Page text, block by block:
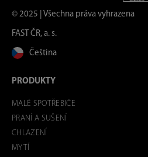
© 2025 | Všechna práva vyhrazena
FAST ČR, a. s.
Čeština
PRODUKTY
MALÉ SPOTŘEBIČE
PRANÍ A SUŠENÍ
CHLAZENÍ
MYTÍ